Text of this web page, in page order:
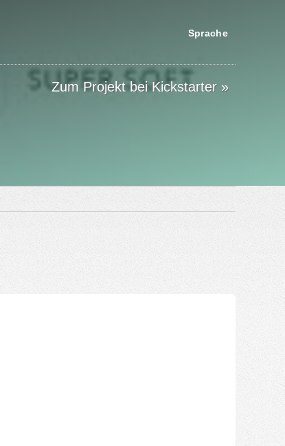
Sprache
Zum Projekt bei Kickstarter »